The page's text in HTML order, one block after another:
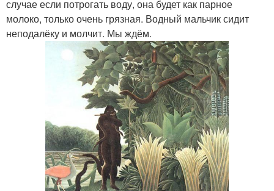
случае если потрогать воду, она будет как парное
молоко, только очень грязная. Водный мальчик сидит
неподалёку и молчит. Мы ждём.